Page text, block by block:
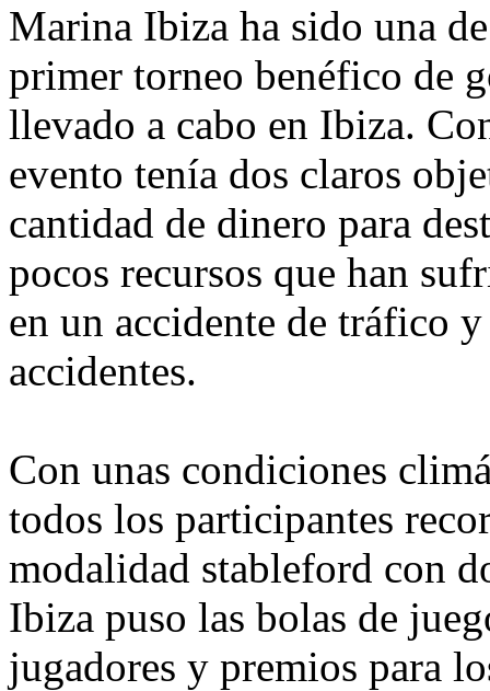
Marina Ibiza ha sido una
primer torneo benéfico de
llevado a cabo en Ibiza.
evento tenía dos claros
cantidad de dinero para
pocos recursos que han
en un accidente de tráfico
accidentes.
Con unas condiciones
todos los participantes
modalidad stableford con
Ibiza puso las bolas de
jugadores y premios para